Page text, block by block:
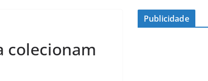
colecionam
Publicidade